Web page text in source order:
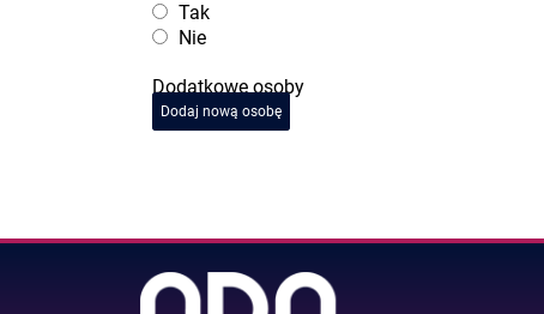
Tak
Nie
Dodatkowe osoby
Dodaj nową osobę